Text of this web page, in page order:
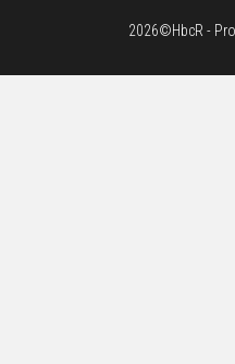
2026©HbcR -